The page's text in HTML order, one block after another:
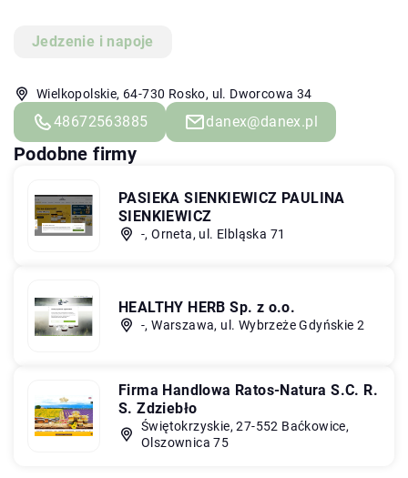
Jedzenie i napoje
Wielkopolskie, 64-730 Rosko, ul. Dworcowa 34
48672563885 danex@danex.pl
Podobne firmy
PASIEKA SIENKIEWICZ PAULINA
SIENKIEWICZ
-, Orneta, ul. Elbląska 71
HEALTHY HERB Sp. z o.o.
-, Warszawa, ul. Wybrzeże Gdyńskie 2
Firma Handlowa Ratos-Natura S.C. R.
S. Zdziebło
Świętokrzyskie, 27-552 Baćkowice,
Olszownica 75